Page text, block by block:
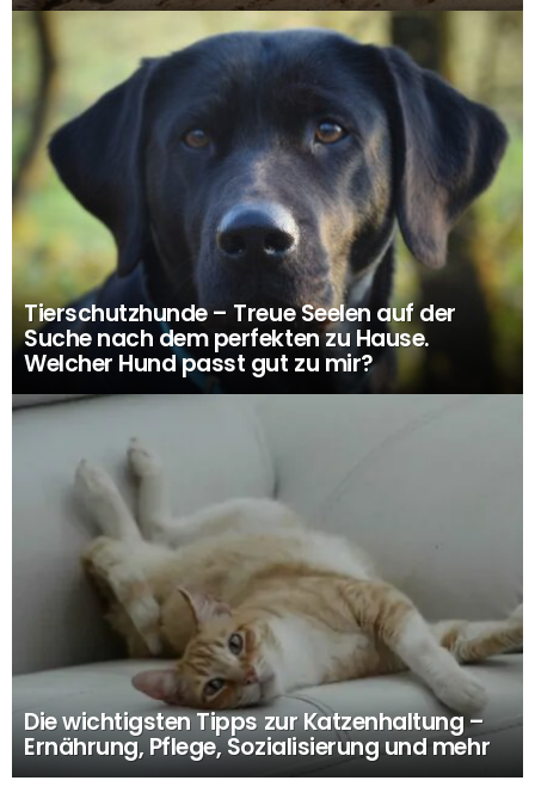
Tierschutzhunde – Treue Seelen auf der
Suche nach dem perfekten zu Hause.
Welcher Hund passt gut zu mir?
Die wichtigsten Tipps zur Katzenhaltung –
Ernährung, Pflege, Sozialisierung und mehr